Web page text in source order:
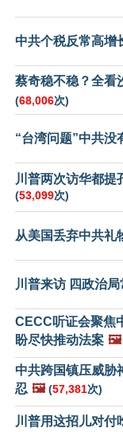
中共个税反常高增
蔡奇稳不稳？全看
(68,006次)
“台湾问题”中共没
川普两次访华都提
(53,099次)
从美国丢弃中共礼
川普来访 四政治
CECC听证会聚焦
盼尽快推动法案 🖼️
中共跨国镇压威胁
忍 🖼️ (57,381次)
川普用这招儿对付